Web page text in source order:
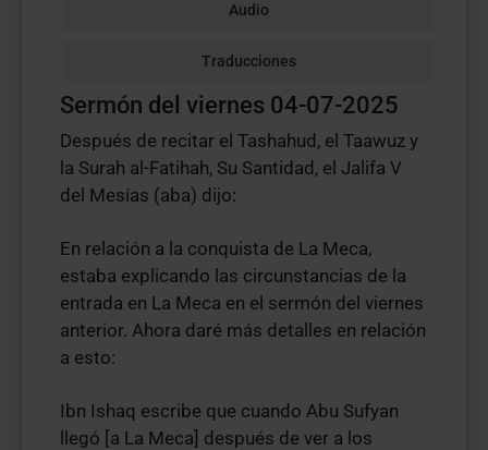
Audio
Traducciones
Sermón del viernes 04-07-2025
Después de recitar el Tashahud, el Taawuz y
la Surah al-Fatihah, Su Santidad, el Jalifa V
del Mesías (aba) dijo:
En relación a la conquista de La Meca,
estaba explicando las circunstancias de la
entrada en La Meca en el sermón del viernes
anterior. Ahora daré más detalles en relación
a esto:
Ibn Ishaq escribe que cuando Abu Sufyan
llegó [a La Meca] después de ver a los